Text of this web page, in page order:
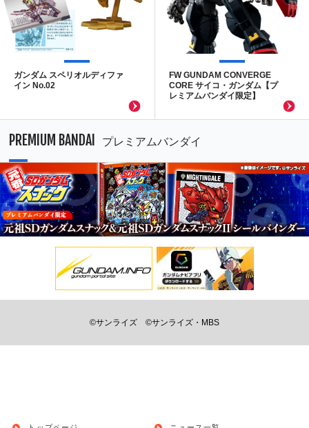
ガンダム スペリオルディファ
イン No.02
FW GUNDAM CONVERGE
CORE サイコ・ガンダム【プ
レミアムバンダイ限定】
PREMIUM BANDAI プレミアムバンダイ
©サンライズ ©サンライズ・MBS